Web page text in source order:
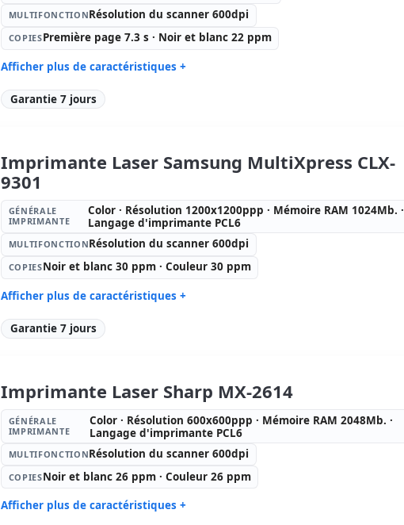
MULTIFONCTIONRésolution du scanner 600dpi
COPIESPremière page 7.3 s · Noir et blanc 22 ppm
Afficher plus de caractéristiques +
Générale imprimante:
d'imprimante PCL6
Connectivité imprimante: USB,
Réseau, WIFI
Dimensions: 40x29x23 cm.
Garantie 7 jours
Imprimante Laser Samsung MultiXpress CLX-
9301
GÉNÉRALE
IMPRIMANTE
Color · Résolution 1200x1200ppp · Mémoire RAM 1024Mb. ·
Langage d'imprimante PCL6
MULTIFONCTIONRésolution du scanner 600dpi
COPIESNoir et blanc 30 ppm · Couleur 30 ppm
Afficher plus de caractéristiques +
Générale imprimante:
Résolution 1200x1200ppp ·
Copies: Noir et blanc 30 ppm ·
Couleur 30 ppm
ADF: 100 feuilles
Bac: 520 feuilles Bac manuel: 100 feuilles
Bac 2: 520 feuilles Gestion du papier:
Connectivité imprimante: USB,
Réseau
Dimensions:
Garantie 7 jours
Imprimante Laser Sharp MX-2614
GÉNÉRALE
IMPRIMANTE
Color · Résolution 600x600ppp · Mémoire RAM 2048Mb. ·
Langage d'imprimante PCL6
MULTIFONCTIONRésolution du scanner 600dpi
COPIESNoir et blanc 26 ppm · Couleur 26 ppm
Afficher plus de caractéristiques +